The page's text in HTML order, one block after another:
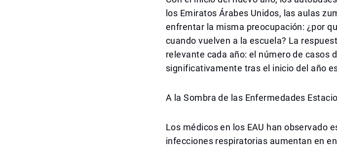
los Emiratos Árabes Unidos, las aulas
enfrentar la misma preocupación: ¿por
cuando vuelven a la escuela? La
relevante cada año: el número de casos
significativamente tras el inicio del año
A la Sombra de las Enfermedades
Los médicos en los EAU han observado
infecciones respiratorias aumentan en